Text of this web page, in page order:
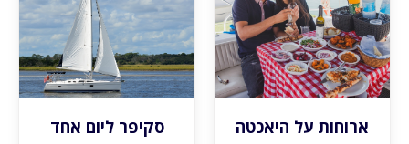
ארוחות על היאכטה סקיפר ליום אחד